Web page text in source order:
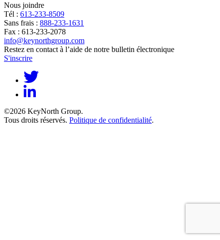
Nous joindre
Tél : 613-233-8509
Sans frais : 888-233-1631
Fax : 613-233-2078
info@keynorthgroup.com
Restez en contact à l’aide de notre bulletin électronique
S'inscrire
©2026 KeyNorth Group.
Tous droits réservés. Politique de confidentialité.